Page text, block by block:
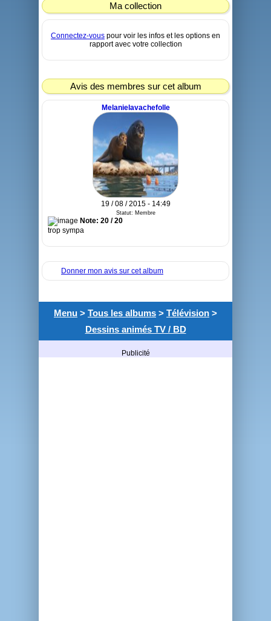
Ma collection
Connectez-vous pour voir les infos et les options en
rapport avec votre collection
Avis des membres sur cet album
Melanielavachefolle
19 / 08 / 2015 - 14:49
Statut: Membre
Note: 20 / 20
trop sympa
Donner mon avis sur cet album
Menu > Tous les albums > Télévision >
Dessins animés TV / BD
Publicité